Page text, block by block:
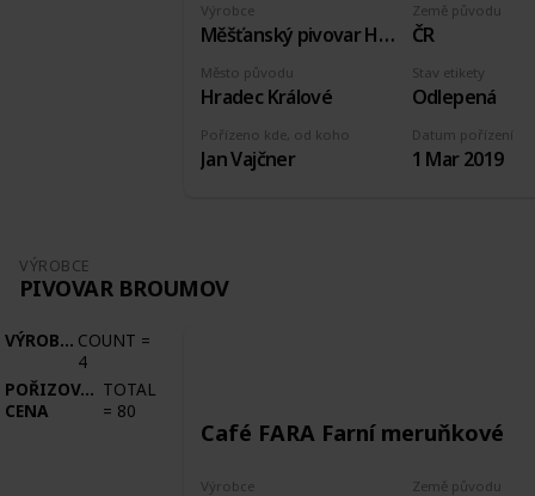
Výrobce
Měšťanský pivovar Hradec Králové
Země původu
ČR
Pořízeno kde, od koho
Jan Vajčner
Stav etikety
Odlepená
Datum pořízení
1 Mar 2019
Město původu
Hradec Králové
VÝROBCE
PIVOVAR BROUMOV
VÝROBCE COUNT =
4
POŘIZOVACÍ
CENA
TOTAL
= 80
Café FARA Farní meruňkové
Výrobce Země původu